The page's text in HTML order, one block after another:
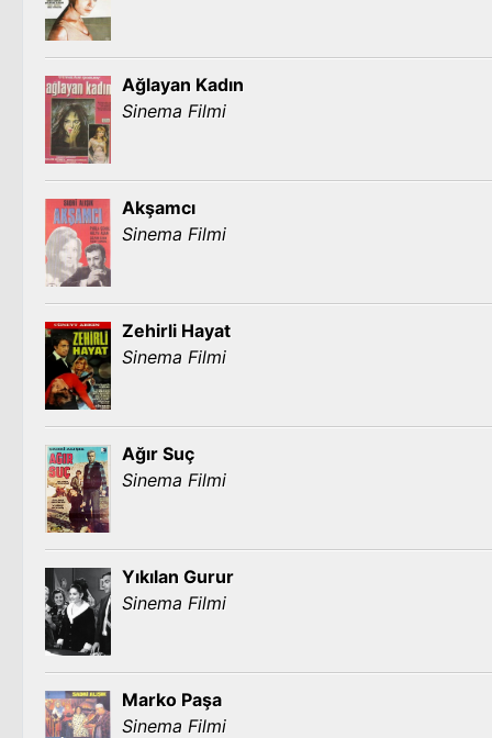
Ağlayan Kadın
Sinema Filmi
Akşamcı
Sinema Filmi
Zehirli Hayat
Sinema Filmi
Ağır Suç
Sinema Filmi
Yıkılan Gurur
Sinema Filmi
Marko Paşa
Sinema Filmi